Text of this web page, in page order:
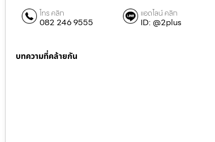
โทร คลิก
082 246 9555
แอดไลน์ คลิก
ID: @2plus
บทความที่คล้ายกัน